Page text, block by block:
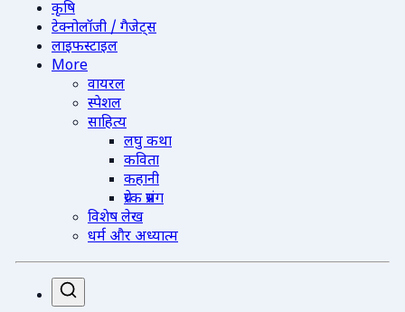
कृषि
टेक्नोलॉजी / गैजेट्स
लाइफस्टाइल
More
वायरल
स्पेशल
साहित्य
लघु कथा
कविता
कहानी
प्रेरक प्रसंग
विशेष लेख
धर्म और अध्यात्म